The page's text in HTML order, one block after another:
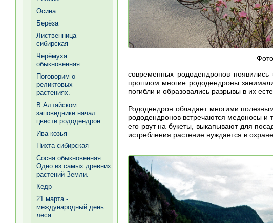
современных рододендронов
прошлом многие рододендроны
погибли и образовались разрывы в их
Рододендрон обладает многими
рододендронов встречаются медоносы и
его рвут на букеты, выкапывают для
истребления растение нуждается в
Осина
Берёза
Лиственница
сибирская
Черёмуха
обыкновенная
Поговорим о
реликтовых
растениях.
В Алтайском
заповеднике начал
цвести рододендрон.
Ива козья
Пихта сибирская
Сосна обыкновенная.
Одно из самых древних
растений Земли.
Кедр
21 марта -
международный день
леса.